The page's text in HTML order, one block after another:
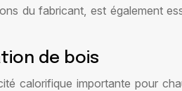
du fabricant, est également
de bois
calorifique importante pour